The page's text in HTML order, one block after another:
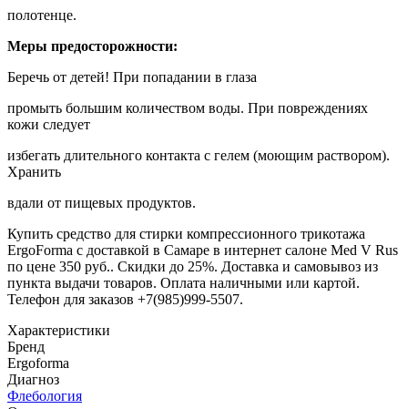
полотенце.
Меры предосторожности:
Беречь от детей! При попадании в глаза
промыть большим количеством воды. При повреждениях
кожи следует
избегать длительного контакта с гелем (моющим раствором).
Хранить
вдали от пищевых продуктов.
Купить средство для стирки компрессионного трикотажа
ErgoForma с доставкой в Самаре в интернет салоне Med V Rus
по цене 350 руб.. Скидки до 25%. Доставка и самовывоз из
пункта выдачи товаров. Оплата наличными или картой.
Телефон для заказов +7(985)999-5507.
Характеристики
Бренд
Ergoforma
Диагноз
Флебология